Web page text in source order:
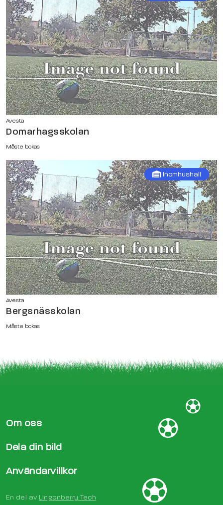
Avesta
Domarhagsskolan
Måste bokas
Inomhushall
Avesta
Bergsnässkolan
Måste bokas
Om oss
Dela din bild
Användarvillkor
En del av Lingonberry Tech